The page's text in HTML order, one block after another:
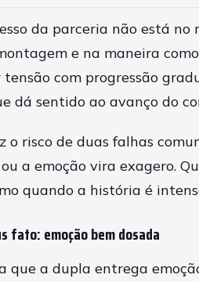
da parceria não está
e na maneira
com progressão
dá sentido ao avanço do
o risco de duas falhas
a emoção vira exagero.
quando a história é
fato: emoção bem dosada
que a dupla entrega